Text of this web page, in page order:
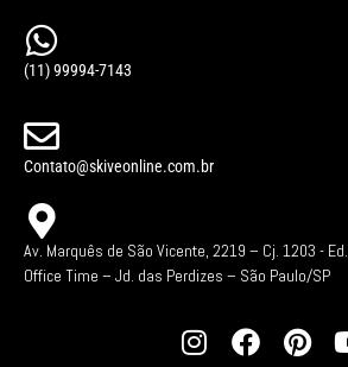
(11) 99994-7143
Contato@skiveonline.com.br
Av. Marquês de São Vicente, 2219 – Cj. 1203 - Ed.
Office Time – Jd. das Perdizes – São Paulo/SP